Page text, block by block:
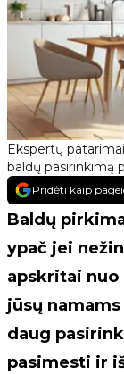
Ekspertų
baldų pasirinkimą
Pridėti kaip
Baldų
ypač jei
apskritai nuo
jūsų
daug
pasimesti ir